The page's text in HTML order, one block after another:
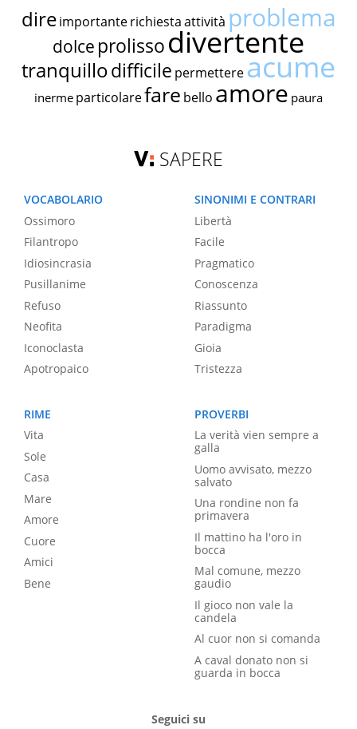
dire importante richiestaattività problema
dolce prolissodivertente
tranquillodifficile permettereacume
inerme particolarefare bello amore paura
SAPERE
VOCABOLARIO
Ossimoro
Filantropo
Idiosincrasia
Pusillanime
Refuso
Neofita
Iconoclasta
Apotropaico
SINONIMI E CONTRARI
Libertà
Facile
Pragmatico
Conoscenza
Riassunto
Paradigma
Gioia
Tristezza
RIME
Vita
Sole
Casa
Mare
Amore
Cuore
Amici
Bene
PROVERBI
La verità vien sempre a
galla
Uomo avvisato, mezzo
salvato
Una rondine non fa
primavera
Il mattino ha l'oro in
bocca
Mal comune, mezzo
gaudio
Il gioco non vale la
candela
Al cuor non si comanda
A caval donato non si
guarda in bocca
Seguici su